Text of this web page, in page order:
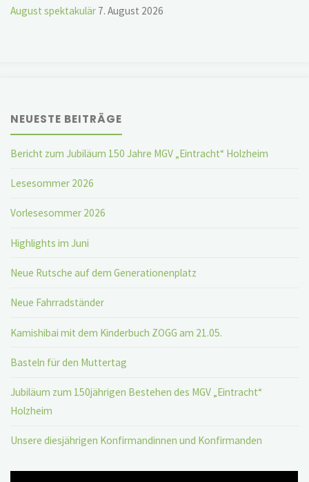
August spektakulär 7. August 2026
NEUESTE BEITRÄGE
Bericht zum Jubiläum 150 Jahre MGV „Eintracht“ Holzheim
Lesesommer 2026
Vorlesesommer 2026
Highlights im Juni
Neue Rutsche auf dem Generationenplatz
Neue Fahrradständer
Kamishibai mit dem Kinderbuch ZOGG am 21.05.
Basteln für den Muttertag
Jubiläum zum 150jährigen Bestehen des MGV „Eintracht“
Holzheim
Unsere diesjährigen Konfirmandinnen und Konfirmanden